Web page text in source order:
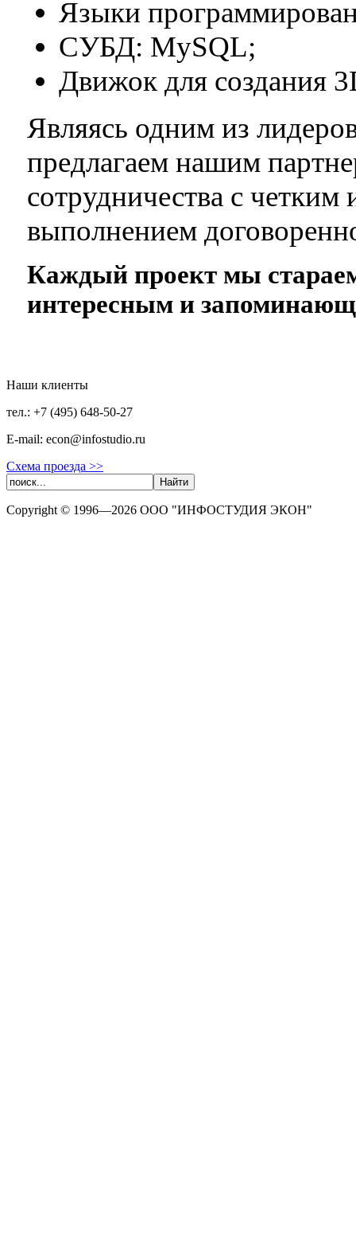
Языки
СУБД: MySQL;
Движок для создания
Являясь одним из
предлагаем нашим
сотрудничества с
выполнением
Каждый проект мы
интересным и
Наши клиенты
тел.: +7 (495) 648-50-27
E-mail: econ@infostudio.ru
Схема проезда >>
Copyright © 1996—2026 ООО "ИНФОСТУДИЯ ЭКОН"